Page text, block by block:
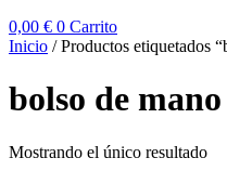
0,00 € 0 Carrito
Inicio / Productos etiquetados
bolso de
Mostrando el único resultado